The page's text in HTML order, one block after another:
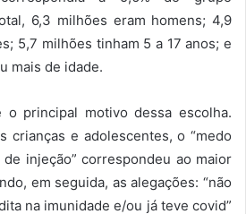
6,3 milhões eram homens; 4,9
5,7 milhões tinham 5 a 17 anos; e
mais de idade.
o principal motivo dessa escolha.
crianças e adolescentes, o “medo
injeção” correspondeu ao maior
em seguida, as alegações: “não
na imunidade e/ou já teve covid”